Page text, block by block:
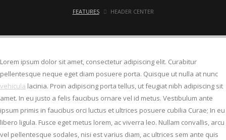
FEATURES HEADER CENTER
Lorem ipsum dolor sit amet, consectetur adipiscing elit. Curabitur
pellentesque neque eget diam posuere porta. Quisque ut nulla at nunc
vehicula lacinia. Proin adipiscing porta tellus, ut feugiat nibh adipiscing sit
amet. In eu justo a felis faucibus ornare vel id metus. Vestibulum ante
ipsum primis in faucibus orci luctus et ultrices posuere cubilia Curae; In eu
libero ligula. Fusce eget metus lorem, ac viverra leo. Nullam convallis, arcu
vel pellentesque sodales, nisi est varius diam, ac ultrices sem ante quis